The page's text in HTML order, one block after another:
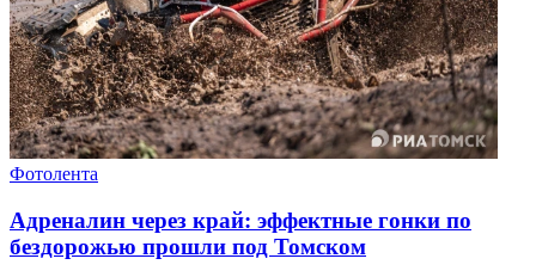
Фотолента
Адреналин через край: эффектные гонки по
бездорожью прошли под Томском